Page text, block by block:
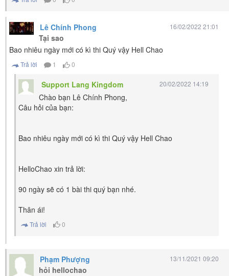
Lê Chính Phong 16/02/2022 21:01
Tại sao
Bao nhiêu ngày mới có kì thi Quý vậy Hell Chao
Trả lời 1 0
Support Lang Kingdom 20/02/2022 14:19
Chào bạn Lê Chính Phong,
Câu hỏi của bạn:
Bao nhiêu ngày mới có kì thi Quý vậy Hell Chao
HelloChao xin trả lời:
90 ngày sẽ có 1 bài thi quý bạn nhé.
Thân ái!
Trả lời 0
Phạm Phượng 13/11/2021 09:20
hỏi hellochao